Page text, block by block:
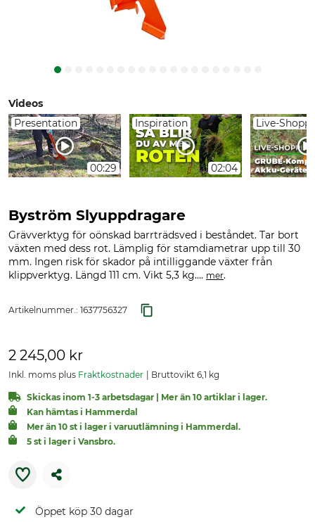
Videos
Presentation
00:29
Inspiration
02:04
Live-
Byström Slyuppdragare
Grävverktyg för oönskad barrträdsved i beståndet. Tar bort
växten med dess rot. Lämplig för stamdiametrar upp till 30
mm. Ingen risk för skador på intilliggande växter från
klippverktyg. Längd 111 cm. Vikt 5,3 kg.... mer.
Artikelnummer.: 1637756327
2 245,00 kr
Inkl. moms plus Fraktkostnader Bruttovikt 6,1 kg
Skickas inom 1-3 arbetsdagar | Mer än 10 artiklar i lager.
Kan hämtas i Hammerdal
Mer än 10 st i lager i varuutlämning i Hammerdal.
5 st i lager i Vansbro.
Öppet köp 30 dagar